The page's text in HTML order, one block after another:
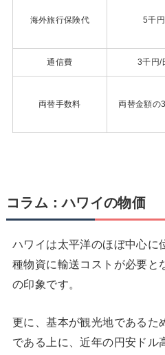
海外旅行保険代 5千円
通信費 3千円/
両替手数料 両替金額の
コラム：ハワイの物価
ハワイは太平洋のほぼ中心に
種物資に輸送コストが必要と
の印象です。
更に、基本が観光地であるた
である上に、近年の円安ドル